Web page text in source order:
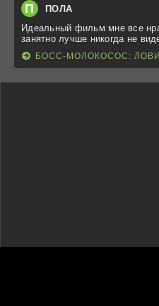
П ПОЛА
Идеальный фильм мне все
занятно лучше никогда не
БОСС-МОЛОКОСОС: